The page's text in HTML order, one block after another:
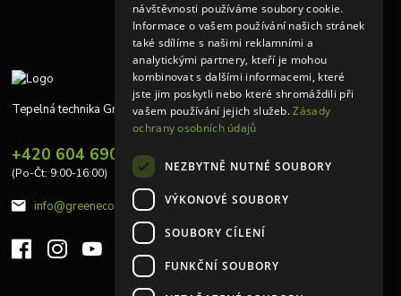
Tepelná technika Greeneco
+420 604 690 848
(Po-Čt: 9:00-16:00)
info@greeneco.cz
návštěvnosti používáme soubory cookie.
Informace o vašem používání našich stránek
také sdílíme s našimi reklamními a
analytickými partnery, kteří je mohou
kombinovat s dalšími informacemi, které
jste jim poskytli nebo které shromáždili při
vašem používání jejich služeb.Zásady
ochrany osobních údajů
NEZBYTNĚ NUTNÉ SOUBORY
VÝKONOVÉ SOUBORY
SOUBORY CÍLENÍ
FUNKČNÍ SOUBORY